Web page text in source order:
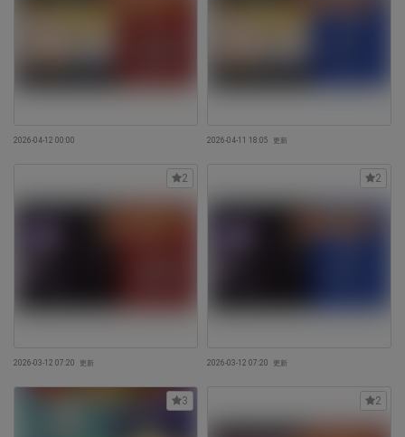
2026-04-12 00:00 2026-04-11 18:05 更新
2026-03-12 07:20 更新
2
2026-03-12 07:20 更新
2
3 2